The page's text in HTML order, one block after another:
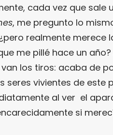
cada vez que sale
, me pregunto lo
realmente merece
me pillé hace un
los tiros: acaba de
seres vivientes de este
al ver el
si